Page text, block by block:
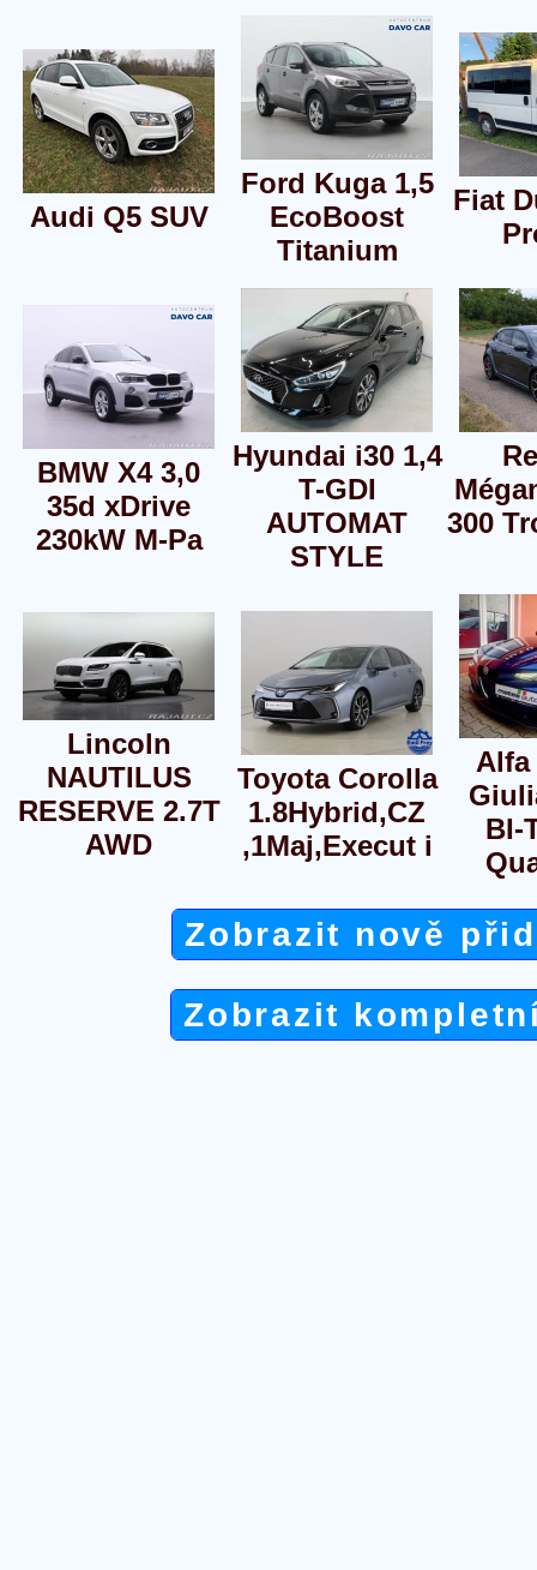
Audi Q5 SUV
Ford Kuga 1,5
EcoBoost
Titanium
Fiat
BMW X4 3,0
35d xDrive
230kW M-Pa
Hyundai i30 1,4
T-GDI
AUTOMAT
STYLE
300
Lincoln
NAUTILUS
RESERVE 2.7T
AWD
Toyota Corolla
1.8Hybrid,CZ
,1Maj,Execut i
Alfa
BI-
Zobrazit nově
Zobrazit